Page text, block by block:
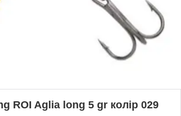
ROI Aglia long 5 gr колір 029